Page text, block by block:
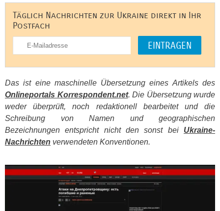
Täglich Nachrichten zur Ukraine direkt in Ihr
Postfach
Das ist eine maschinelle Übersetzung eines Artikels des
Onlineportals Korrespondent.net. Die Übersetzung wurde
weder überprüft, noch redaktionell bearbeitet und die
Schreibung von Namen und geographischen
Bezeichnungen entspricht nicht den sonst bei Ukraine-
Nachrichten verwendeten Konventionen.